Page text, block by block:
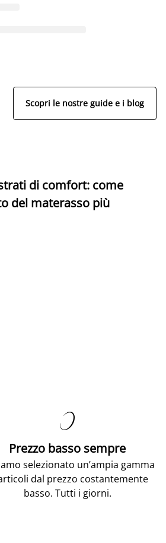
Scopri le nostre guide e i blog
di comfort: come
del materasso più

Prezzo basso sempre
selezionato un’ampia gamma
dal prezzo costantemente
basso. Tutti i giorni.